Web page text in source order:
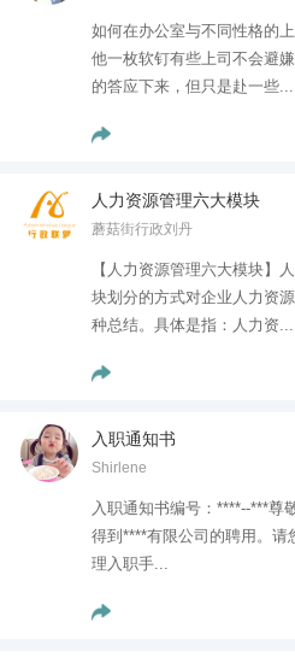
如何在办公室与不同性格的
他一枚软钉有些上司不会避
的答应下来，但只是赴一些...
人力资源管理六大模块
蘑菇街行政刘丹
【人力资源管理六大模块】
块划分的方式对企业人力资
种总结。具体是指：人力资...
入职通知书
Shirlene
入职通知书编号：****--***尊
得到****有限公司的聘用。
理入职手...